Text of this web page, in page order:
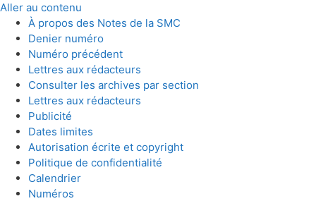
Aller au contenu
À propos des Notes de la SMC
Denier numéro
Numéro précédent
Lettres aux rédacteurs
Consulter les archives par section
Lettres aux rédacteurs
Publicité
Dates limites
Autorisation écrite et copyright
Politique de confidentialité
Calendrier
Numéros